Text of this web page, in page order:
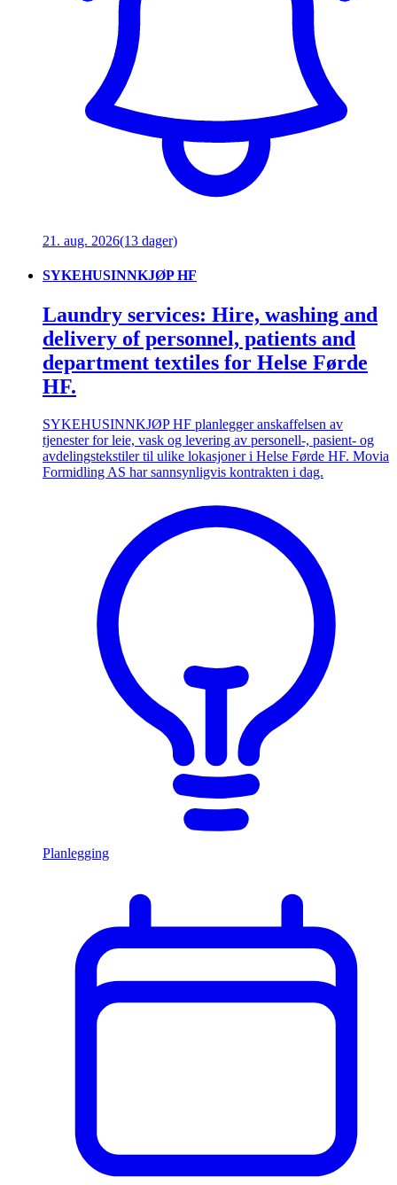
21. aug. 2026(13 dager)
SYKEHUSINNKJØP HF
Laundry services: Hire, washing and
delivery of personnel, patients and
department textiles for Helse Førde
HF.
SYKEHUSINNKJØP HF planlegger anskaffelsen av
tjenester for leie, vask og levering av personell-, pasient- og
avdelingstekstiler til ulike lokasjoner i Helse Førde HF. Movia
Formidling AS har sannsynligvis kontrakten i dag.
Planlegging